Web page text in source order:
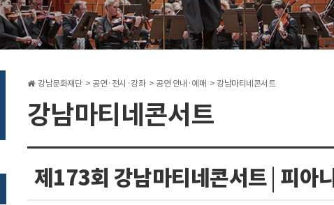
강남문화재단 > 공연·전시·강좌 > 공연 안내·예매 > 강남마티네콘서트
강남마티네콘서트
분
선
제173회 강남마티네콘서트│피아